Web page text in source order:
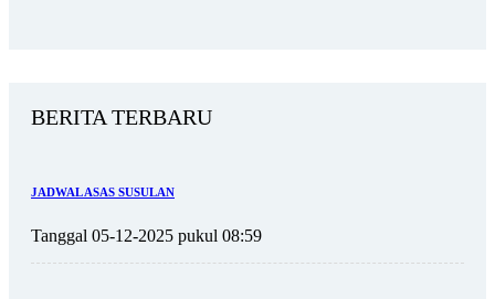
BERITA TERBARU
JADWAL ASAS SUSULAN
Tanggal 05-12-2025 pukul 08:59